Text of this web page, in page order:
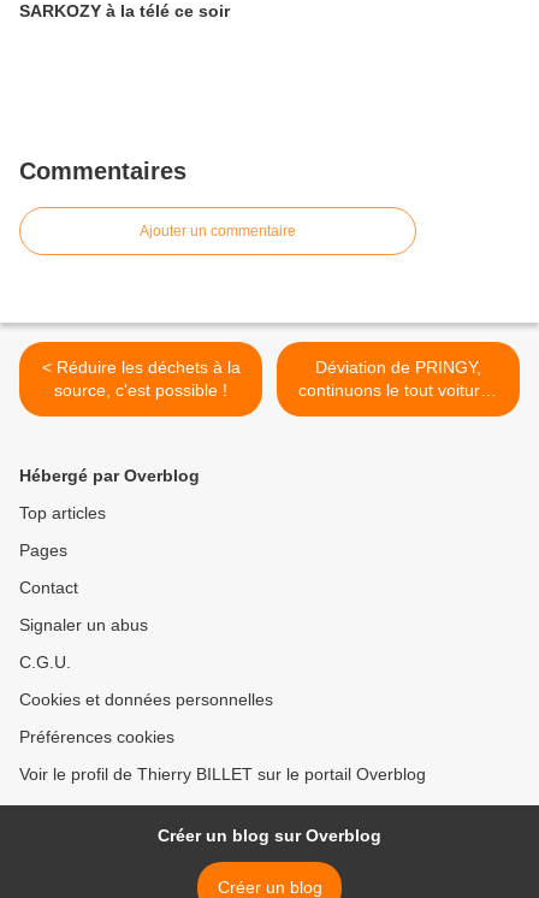
SARKOZY à la télé ce soir
Commentaires
Ajouter un commentaire
< Réduire les déchets à la
source, c'est possible !
Déviation de PRINGY,
continuons le tout voiture !
>
Hébergé par Overblog
Top articles
Pages
Contact
Signaler un abus
C.G.U.
Cookies et données personnelles
Préférences cookies
Voir le profil de Thierry BILLET sur le portail Overblog
Créer un blog sur Overblog
Créer un blog